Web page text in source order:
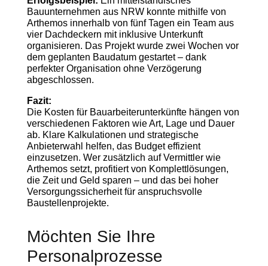
Bauunternehmen aus NRW konnte mithilfe von
Arthemos innerhalb von fünf Tagen ein Team aus
vier Dachdeckern mit inklusive Unterkunft
organisieren. Das Projekt wurde zwei Wochen vor
dem geplanten Baudatum gestartet – dank
perfekter Organisation ohne Verzögerung
abgeschlossen.
Fazit:
Die Kosten für Bauarbeiterunterkünfte hängen von
verschiedenen Faktoren wie Art, Lage und Dauer
ab. Klare Kalkulationen und strategische
Anbieterwahl helfen, das Budget effizient
einzusetzen. Wer zusätzlich auf Vermittler wie
Arthemos setzt, profitiert von Komplettlösungen,
die Zeit und Geld sparen – und das bei hoher
Versorgungssicherheit für anspruchsvolle
Baustellenprojekte.
Möchten Sie Ihre
Personalprozesse